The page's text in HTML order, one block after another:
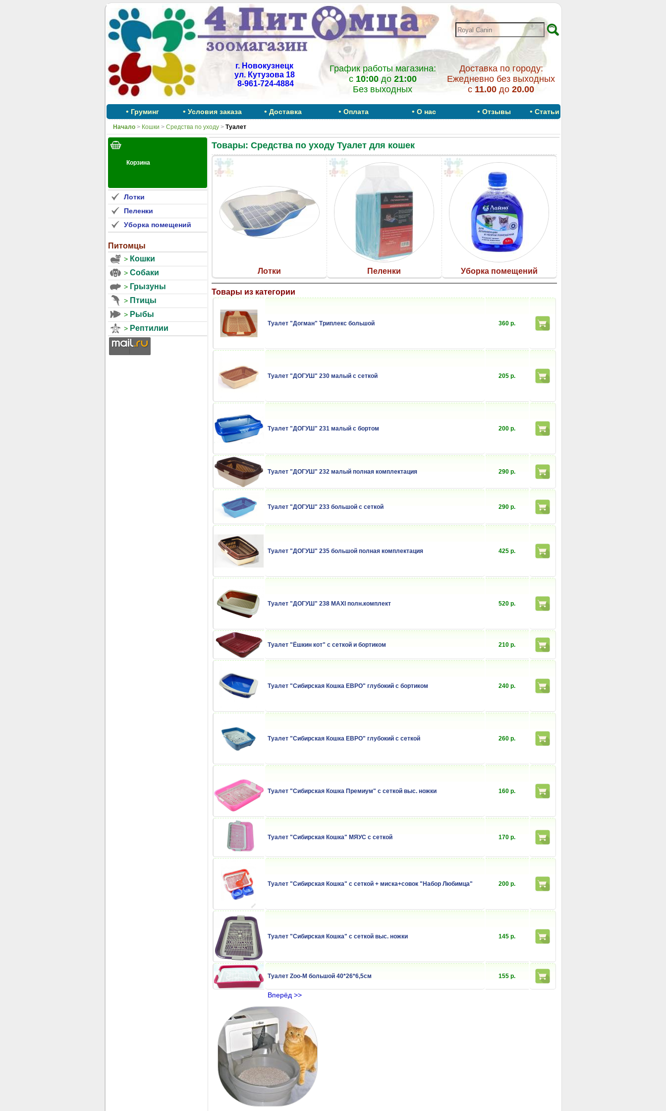
г. Новокузнецк
ул. Кутузова 18
8-961-724-4884
График работы магазина:
c 10:00до 21:00
Без выходных
Доставка по городу:
Ежедневно без выходных
с 11.00 до 20.00
• Груминг • Условия заказа • Доставка • Оплата • О нас • Отзывы • Статьи
Начало> Кошки > Средства по уходу> Туалет
Лотки
Пеленки
Уборка помещений
Питомцы
Кошки
Собаки
Грызуны
Птицы
Рыбы
Рептилии
Товары: Средства по уходу Туалет для кошек
Лотки Пеленки Уборка помещений
Товары из категории
Туалет "Догман" Триплекс большой 360 р.
Туалет "ДОГУШ" 230 малый с сеткой 205 р.
Туалет "ДОГУШ" 231 малый с бортом 200 р.
Туалет "ДОГУШ" 232 малый полная комплектация 290 р.
Туалет "ДОГУШ" 233 большой с сеткой 290 р.
Туалет "ДОГУШ" 235 большой полная комплектация 425 р.
Туалет "ДОГУШ" 238 MAXI полн.комплект 520 р.
Туалет "Ёшкин кот" с сеткой и бортиком 210 р.
Туалет "Сибирская Кошка ЕВРО" глубокий с бортиком 240 р.
Туалет "Сибирская Кошка ЕВРО" глубокий с сеткой 260 р.
Туалет "Сибирская Кошка Премиум" с сеткой выс. ножки 160 р.
Туалет "Сибирская Кошка" МЯУС с сеткой 170 р.
Туалет "Сибирская Кошка" с сеткой + миска+совок "Набор Любимца" 200 р.
Туалет "Сибирская Кошка" с сеткой выс. ножки 145 р.
Туалет Zoo-M большой 40*26*6,5см 155 р.
Вперёд >>